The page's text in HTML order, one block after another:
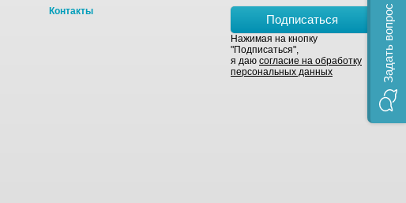
Контакты
Подписаться
Нажимая на кнопку
"Подписаться",
я даю согласие на обработку
персональных данных
Задать вопрос